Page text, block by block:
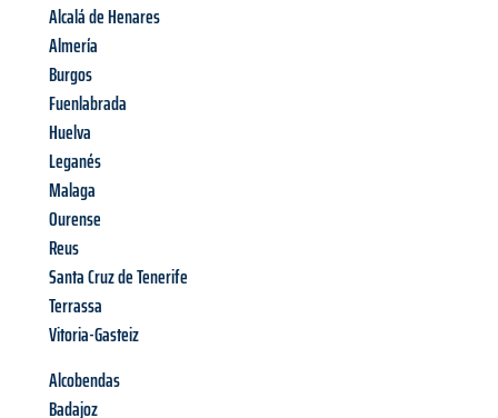
Alcalá de Henares
Almería
Burgos
Fuenlabrada
Huelva
Leganés
Malaga
Ourense
Reus
Santa Cruz de Tenerife
Terrassa
Vitoria-Gasteiz
Alcobendas
Badajoz